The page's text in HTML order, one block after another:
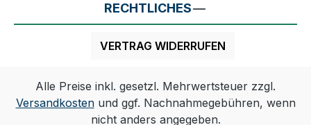
RECHTLICHES
VERTRAG WIDERRUFEN
Alle Preise inkl. gesetzl. Mehrwertsteuer zzgl.
Versandkostenund ggf. Nachnahmegebühren, wenn
nicht anders angegeben.